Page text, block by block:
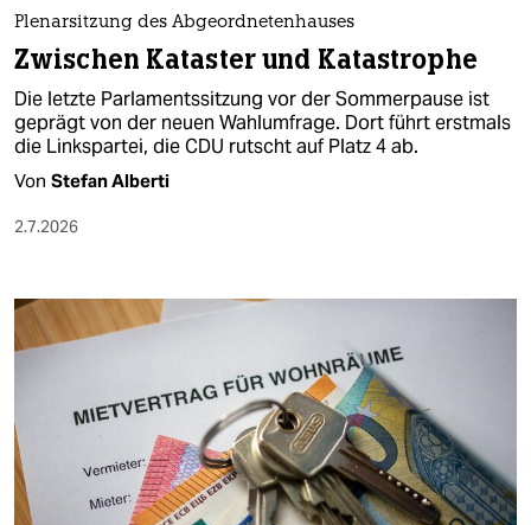
shop
fragen & hilfe
unterstützen
abo
Plenarsitzung des Abgeordnetenhauses
Zwischen Kataster und Katastrophe
Die letzte Parlamentssitzung vor der Sommerpause ist
geprägt von der neuen Wahlumfrage. Dort führt erstmals
die Linkspartei, die CDU rutscht auf Platz 4 ab.
Von Stefan Alberti
2.7.2026